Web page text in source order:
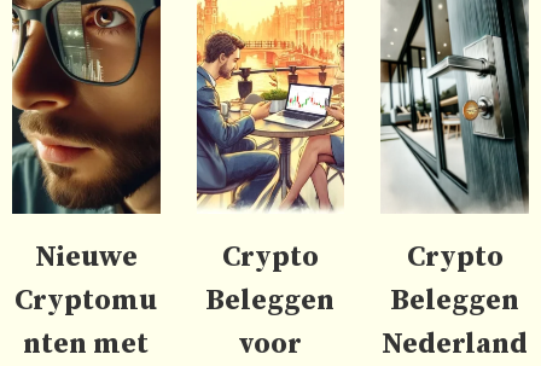
Nieuwe
Cryptomu
nten met
Crypto
Beleggen
voor
Crypto
Beleggen
Nederland